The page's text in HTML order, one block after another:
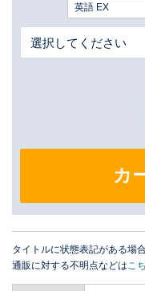
英語 EX
カ
タイトルに状態表記がある場
通販に対する不明点などは こ